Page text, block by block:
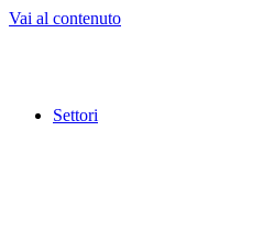
Vai al contenuto
Settori